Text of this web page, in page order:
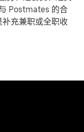
Postmates 的合
充兼职或全职收